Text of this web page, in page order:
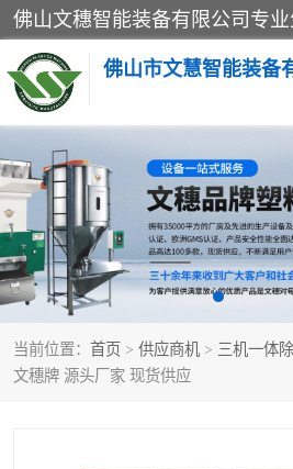
佛山市文慧智能装备
当前位置： 首页 > 供应商机 > 三机一体
文穗牌 源头厂家 现货供应
粉碎回收系列 干
塑料破碎机 工
三机一体除湿干燥机 塑
塑料混色机 模